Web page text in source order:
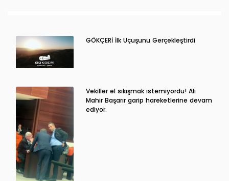
GÖKÇERİ İlk Uçuşunu Gerçekleştirdi
Vekiller el sıkışmak istemiyordu! Ali
Mahir Başarır garip hareketlerine devam
ediyor.